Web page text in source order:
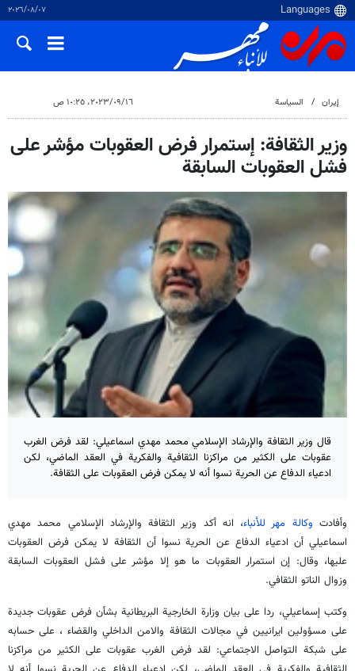
٠٧‏/٠٨‏/٢٠٢٦
إيران السياسة ١٦‏/٠٩‏/٢٠٢٣، ١٠:٢٥ ص
وزير الثقافة: إستمرار فرض العقوبات مؤشر على
فشل العقوبات السابقة
قال وزير الثقافة والإرشاد الإسلامي محمد مهدي اسماعيلي: لقد فرض الغرب
عقوبات على الكثير من مراكزنا الثقافية والفكرية في العقد الماضي، لكن
ادعياء الدفاع عن الحرية نسوا أنه لا يمكن فرض العقوبات على الثقافة.
وأفادت وكالة مهر للأنباء، انه أكد وزير الثقافة والإرشاد الإسلامي محمد مهدي
اسماعيلي أن ادعياء الدفاع عن الحرية نسوا أن الثقافة لا يمكن فرض العقوبات
عليها، وقال: إن استمرار العقوبات ما هو إلا مؤشر على فشل العقوبات السابقة
وزوال الناتو الثقافي.
وكتب إسماعيلي، ردا على بيان وزارة الخارجية البريطانية بشأن فرض عقوبات جديدة
على مسؤولين ايرانيين في مجالات الثقافة والامن الداخلي والقضاء ، على حسابه
على شبكة التواصل الاجتماعي: لقد فرض الغرب عقوبات على الكثير من مراكزنا